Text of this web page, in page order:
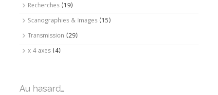
Recherches (19)
Scanographies & Images (15)
Transmission (29)
x 4 axes (4)
Au hasard…